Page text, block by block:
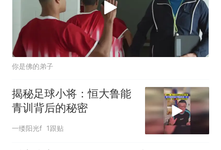
你是佛的弟子
揭秘足球小将：恒大鲁能
青训背后的秘密
一缕阳光f 1跟贴